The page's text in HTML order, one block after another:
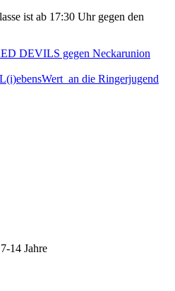
ist ab 17:30 Uhr gegen den
DEVILS gegen Neckarunion
an die Ringerjugend
14 Jahre